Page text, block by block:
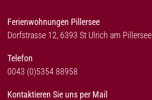
Ferienwohnungen Pillersee
Dorfstrasse 12, 6393 St Ulrich am Pillersee
Telefon
0043 (0)5354 88958
Kontaktieren Sie uns per Mail